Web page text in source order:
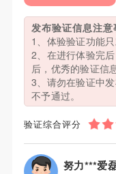
发布验证信息注意
1、体验验证功能
2、在进行体验完
后，优秀的验证信
3、请勿在验证中
不予通过。
验证综合评分
努力***爱